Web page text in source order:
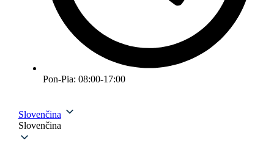
Pon-Pia: 08:00-17:00
Slovenčina
Slovenčina